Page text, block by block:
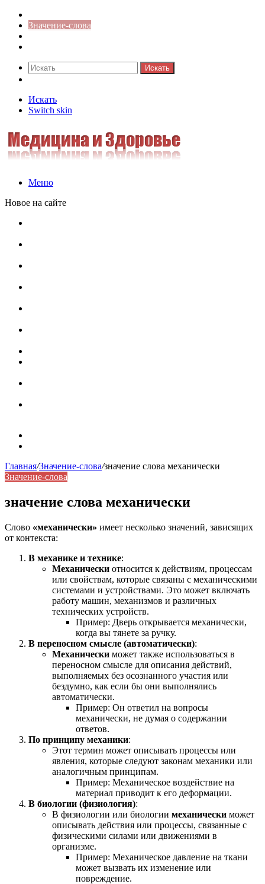
Значение-слова
Искать
Искать
Switch skin
Меню
Новое на сайте
Главная/Значение-слова/значение слова механически
Значение-слова
значение слова механически
Слово «механически» имеет несколько значений, зависящих
от контекста:
В механике и технике:
Механически относится к действиям, процессам
или свойствам, которые связаны с механическими
системами и устройствами. Это может включать
работу машин, механизмов и различных
технических устройств.
Пример: Дверь открывается механически,
когда вы тянете за ручку.
В переносном смысле (автоматически):
Механически может также использоваться в
переносном смысле для описания действий,
выполняемых без осознанного участия или
бездумно, как если бы они выполнялись
автоматически.
Пример: Он ответил на вопросы
механически, не думая о содержании
ответов.
По принципу механики:
Этот термин может описывать процессы или
явления, которые следуют законам механики или
аналогичным принципам.
Пример: Механическое воздействие на
материал приводит к его деформации.
В биологии (физиология):
В физиологии или биологии механически может
описывать действия или процессы, связанные с
физическими силами или движениями в
организме.
Пример: Механическое давление на ткани
может вызвать их изменение или
повреждение.